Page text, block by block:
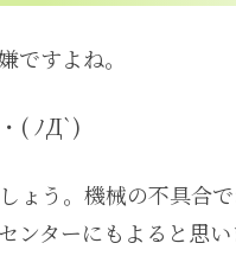
ですよね。
( ﾉД`)
ょう。機械の不具合
ンターにもよると思